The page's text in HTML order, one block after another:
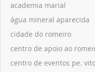
academia marial
água mineral aparecida
cidade do romeiro
centro de apoio ao
centro de eventos pe.